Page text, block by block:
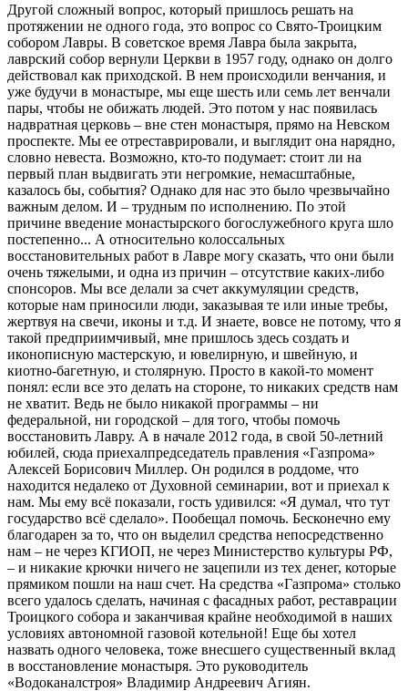
Другой сложный вопрос, который пришлось решать на
протяжении не одного года, это вопрос со Свято-Троицким
собором Лавры. В советское время Лавра была закрыта,
лаврский собор вернули Церкви в 1957 году, однако он долго
действовал как приходской. В нем происходили венчания, и
уже будучи в монастыре, мы еще шесть или семь лет венчали
пары, чтобы не обижать людей. Это потом у нас появилась
надвратная церковь – вне стен монастыря, прямо на Невском
проспекте. Мы ее отреставрировали, и выглядит она нарядно,
словно невеста. Возможно, кто-то подумает: стоит ли на
первый план выдвигать эти негромкие, немасштабные,
казалось бы, события? Однако для нас это было чрезвычайно
важным делом. И – трудным по исполнению. По этой
причине введение монастырского богослужебного круга шло
постепенно... А относительно колоссальных
восстановительных работ в Лавре могу сказать, что они были
очень тяжелыми, и одна из причин – отсутствие каких-либо
спонсоров. Мы все делали за счет аккумуляции средств,
которые нам приносили люди, заказывая те или иные требы,
жертвуя на свечи, иконы и т.д. И знаете, вовсе не потому, что я
такой предприимчивый, мне пришлось здесь создать и
иконописную мастерскую, и ювелирную, и швейную, и
киотно-багетную, и столярную. Просто в какой-то момент
понял: если все это делать на стороне, то никаких средств нам
не хватит. Ведь не было никакой программы – ни
федеральной, ни городской – для того, чтобы помочь
восстановить Лавру. А в начале 2012 года, в свой 50-летний
юбилей, сюда приехалпредседатель правления «Газпрома»
Алексей Борисович Миллер. Он родился в роддоме, что
находится недалеко от Духовной семинарии, вот и приехал к
нам. Мы ему всё показали, гость удивился: «Я думал, что тут
государство всё сделало». Пообещал помочь. Бесконечно ему
благодарен за то, что он выделил средства непосредственно
нам – не через КГИОП, не через Министерство культуры РФ,
– и никакие крючки ничего не зацепили из тех денег, которые
прямиком пошли на наш счет. На средства «Газпрома» столько
всего удалось сделать, начиная с фасадных работ, реставрации
Троицкого собора и заканчивая крайне необходимой в наших
условиях автономной газовой котельной! Еще бы хотел
назвать одного человека, тоже внесшего существенный вклад
в восстановление монастыря. Это руководитель
«Водоканалстроя» Владимир Андреевич Агиян.